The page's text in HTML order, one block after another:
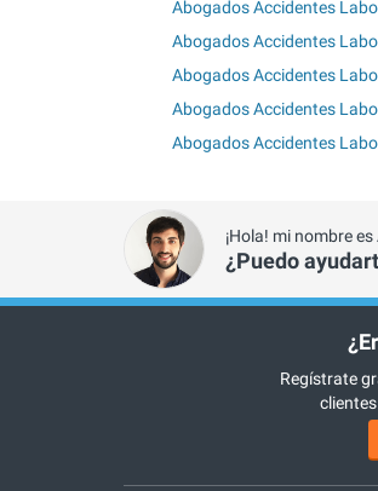
Abogados Accidentes
Abogados Accidentes
Abogados Accidentes
Abogados Accidentes
Abogados Accidentes
¡Hola! mi nombre
¿Puedo
Regístrate